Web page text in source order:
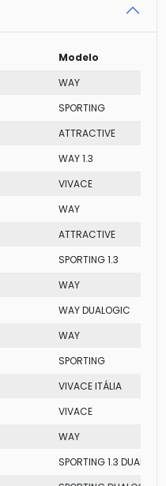
Modelo
WAY
SPORTING
ATTRACTIVE
WAY 1.3
VIVACE
WAY
ATTRACTIVE
SPORTING 1.3
WAY
WAY DUALOGIC
WAY
SPORTING
VIVACE ITÁLIA
VIVACE
WAY
SPORTING 1.3